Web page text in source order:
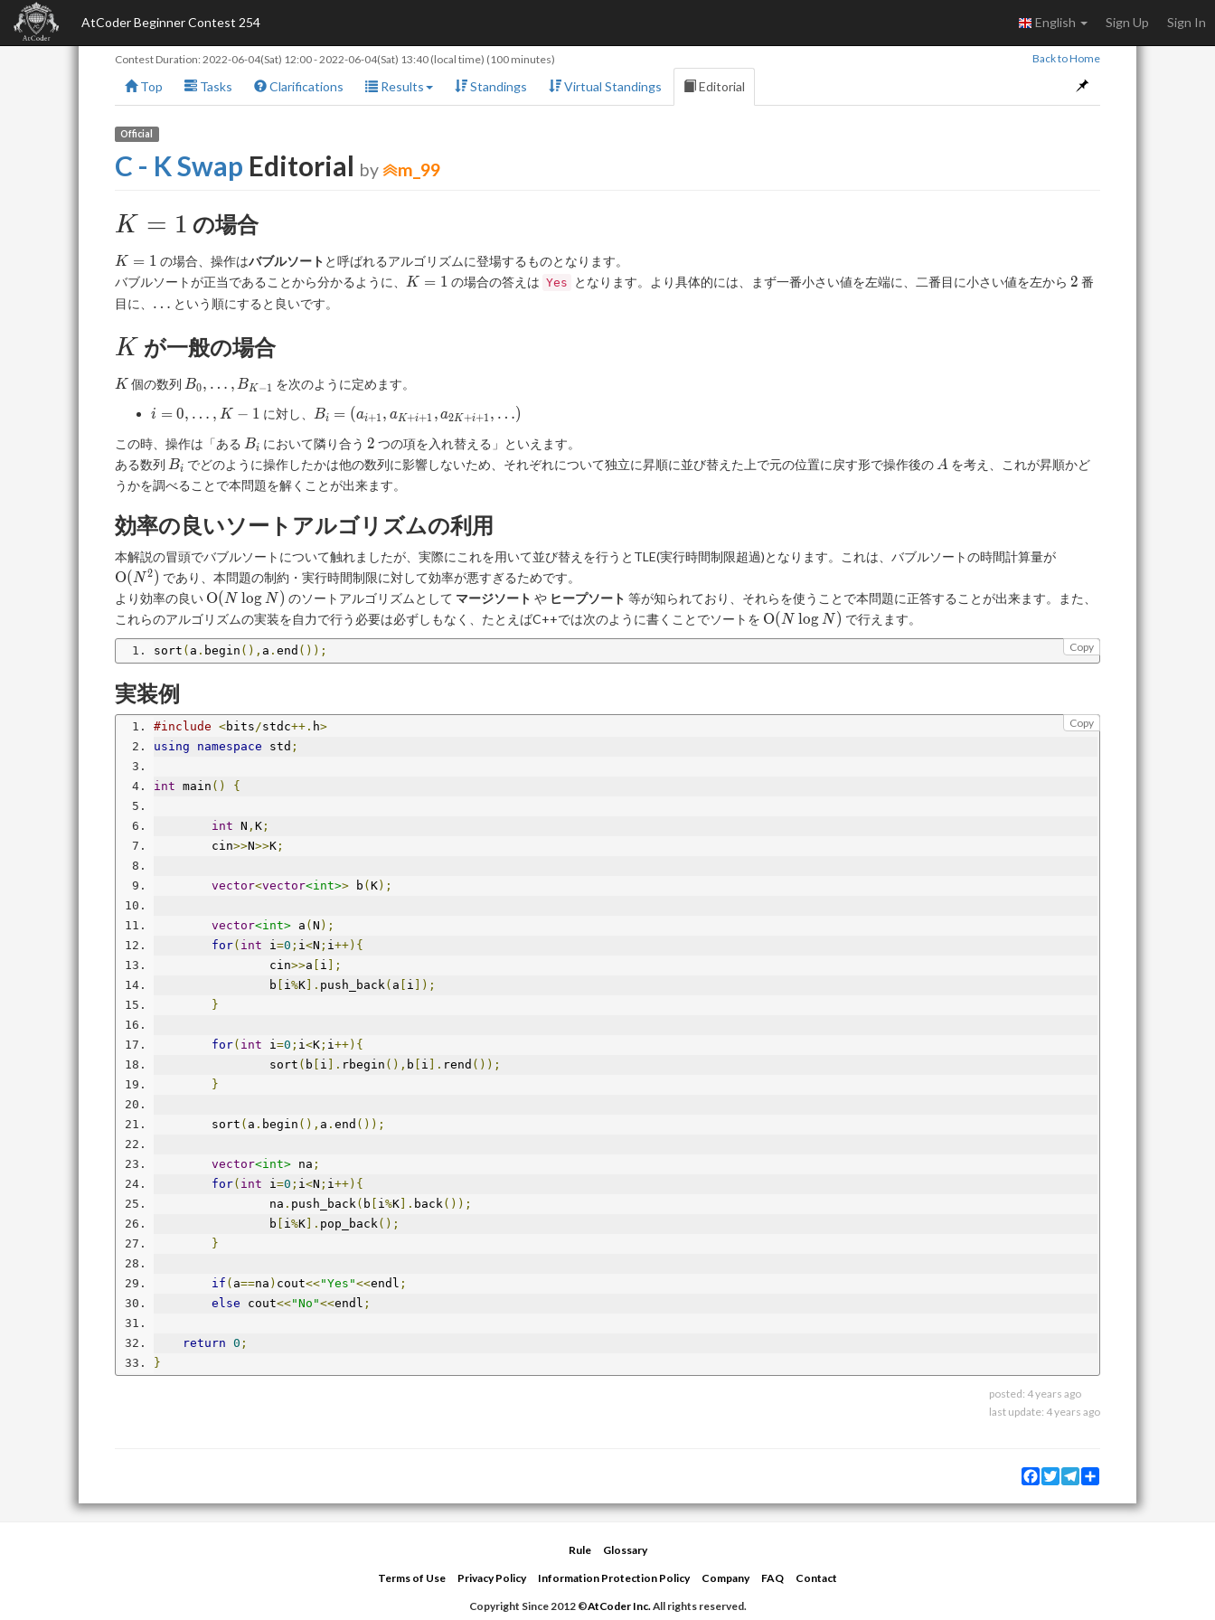
AtCoder Beginner Contest 254 English Sign Up Sign In
Contest Duration: 2022-06-04(Sat) 12:00-2022-06-04(Sat) 13:40 (local time) (100 minutes) Back to Home
Top Tasks Clarifications Results Standings Virtual Standings Editorial
Official
C - K Swap Editorial by m_99
K=1
K = 1 の場合
K=1
K = 1 の場合、操作はバブルソート と呼ばれるアルゴリズムに登場するものとなります。
バブルソートが正当であることから分かるように、
K=1
K = 1 の場合の答えは Yes となります。より具体的には、まず一番小さい値を左端に、二番目に小さい値を左から 2
2 番
目に、 \ldots
… という順にすると良いです。
K
K が一般の場合
K
K 個の数列 B_0,\ldots,B_{K-
B0, … , BK −1 を次のように定めます。
i=0,\ldots,K-
i = 0, … , K − 1 に対し、
B_i=
Bi = (ai+1 , aK+i+1 , a2K +i+1 , …)
この時、操作は「ある B_i
Bi において隣り合う 2
2 つの項を入れ替える」といえます。
ある数列 B_i
Bi でどのように操作したかは他の数列に影響しないため、それぞれについて独立に昇順に並び替えた上で元の位置に戻す形で操作後の A
A を考え、これが昇順かど
うかを調べることで本問題を解くことが出来ます。
効率の良いソートアルゴリズムの利用
本解説の冒頭でバブルソートについて触れましたが、実際にこれを用いて並び替えを行うとTLE(実行時間制限超過)となります。これは、バブルソートの時間計算量が
O(N 2 ) であり、本問題の制約・実行時間制限に対して効率が悪すぎるためです。
より効率の良い \mathrm
O(N\log
O(N log N ) のソートアルゴリズムとして マージソート や ヒープソート 等が知られており、それらを使うことで本問題に正答することが出来ます。また、
これらのアルゴリズムの実装を自力で行う必要は必ずしもなく、たとえばC++では次のように書くことでソートを \mathrm
O(N\log
O(N log N ) で行えます。
Copy
sort ( a . begin (), a . end ());
実装例
Copy
#include <bits/stdc++. h>
using
namespace std ;
int main () {
int N , K ;
	cin
>>N>>K ;
vector<vector<int>> b ( K);
vector<int> a ( N );
for( int i=0 ; i<N ; i++){
		cin
>>a i ];
		b
i%K ]. push_back( a i ]);
}
for( int i=0 ; i<K ; i++){
		sort
( b i ]. rbegin (), b i ]. rend ());
}
	sort
( a . begin (), a . end ());
vector<int> na ;
for( int i=0 ; i<N ; i++){
		na
. push_back( b i%K ]. back());
		b
i%K ]. pop_back();
}
if ( a==na ) cout<<"Yes"<<endl ;
else cout<<"No"<<endl ;
return 0 ;
}
posted: 4 years ago
last update: 4 years ago
Facebook
TwitterTelegram
Rule Glossary
Terms of Use Privacy Policy Information Protection Policy Company FAQ Contact
Copyright Since 2012 ©AtCoder Inc.All rights reserved.